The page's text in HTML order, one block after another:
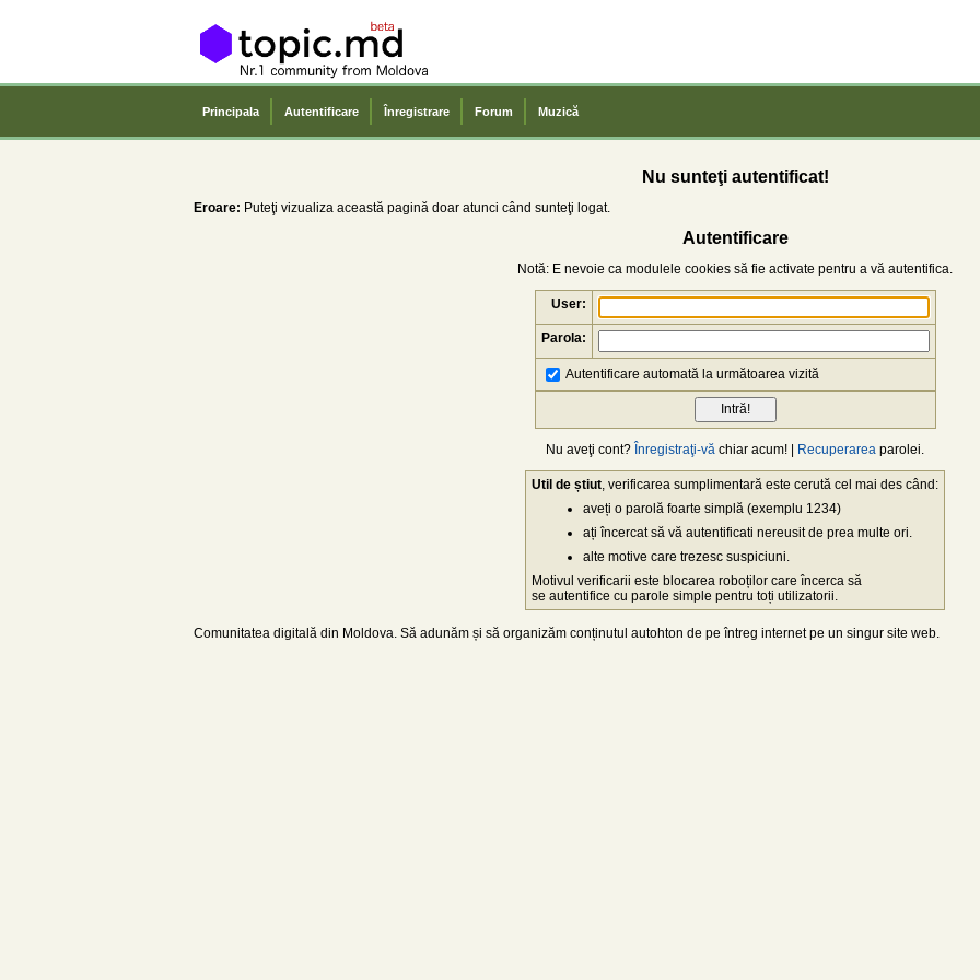
Principala Autentificare Înregistrare Forum Muzică
Nu sunteţi autentificat!
Eroare: Puteţi vizualiza această pagină doar atunci când sunteţi logat.
Autentificare
Notă: E nevoie ca modulele cookies să fie activate pentru a vă autentifica.
User:
Parola:
Autentificare automată la următoarea vizită
Nu aveţi cont? Înregistraţi-vă chiar acum! | Recuperarea parolei.
Util de știut , verificarea sumplimentară este cerută cel mai des când:
aveți o parolă foarte simplă (exemplu 1234)
ați încercat să vă autentificati nereusit de prea multe ori.
alte motive care trezesc suspiciuni.
Motivul verificarii este blocarea roboților care încerca să
se autentifice cu parole simple pentru toți utilizatorii.
Comunitatea digitală din Moldova. Să adunăm și să organizăm conținutul autohton de pe întreg internet pe un singur site web.